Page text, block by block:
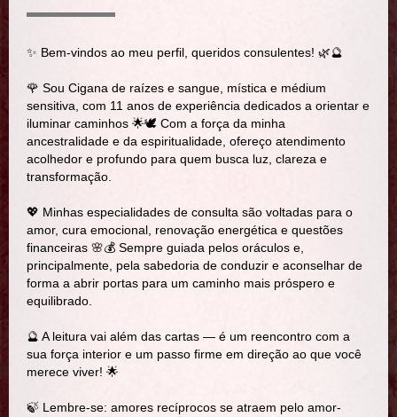
✨ Bem-vindos ao meu perfil, queridos consulentes! 🌿🔮
🌹 Sou Cigana de raízes e sangue, mística e médium
sensitiva, com 11 anos de experiência dedicados a orientar e
iluminar caminhos 🌟🕊️ Com a força da minha
ancestralidade e da espiritualidade, ofereço atendimento
acolhedor e profundo para quem busca luz, clareza e
transformação.
💖 Minhas especialidades de consulta são voltadas para o
amor, cura emocional, renovação energética e questões
financeiras 🌸💰 Sempre guiada pelos oráculos e,
principalmente, pela sabedoria de conduzir e aconselhar de
forma a abrir portas para um caminho mais próspero e
equilibrado.
🔮 A leitura vai além das cartas — é um reencontro com a
sua força interior e um passo firme em direção ao que você
merece viver! 🌟
🍃 Lembre-se: amores recíprocos se atraem pelo amor-